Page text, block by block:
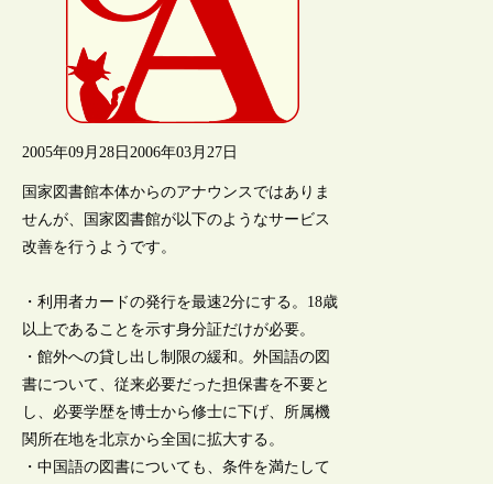
2005年09月28日 2006年03月27日
国家図書館本体からのアナウンスではありま
せんが、国家図書館が以下のようなサービス
改善を行うようです。
・利用者カードの発行を最速2分にする。18歳
以上であることを示す身分証だけが必要。
・館外への貸し出し制限の緩和。外国語の図
書について、従来必要だった担保書を不要と
し、必要学歴を博士から修士に下げ、所属機
関所在地を北京から全国に拡大する。
・中国語の図書についても、条件を満たして